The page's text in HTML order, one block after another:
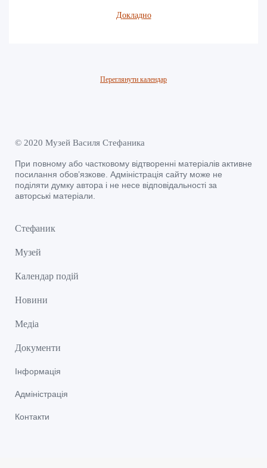
Докладно
Переглянути календар
© 2020 Музей Василя Стефаника
При повному або частковому відтворенні матеріалів активне
посилання обов’язкове. Адміністрація сайту може не
поділяти думку автора і не несе відповідальності за
авторські матеріали.
Стефаник
Музей
Календар подій
Новини
Медіа
Документи
Інформація
Адміністрація
Контакти